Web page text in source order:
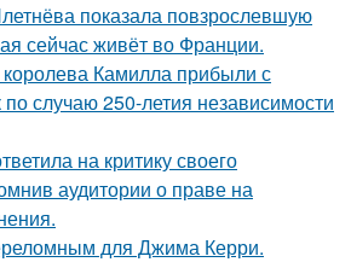
показала повзрослевшую
сейчас живёт во Франции.
королева Камилла прибыли с
случаю 250-летия независимости
на критику своего
аудитории о праве на
для Джима Керри.